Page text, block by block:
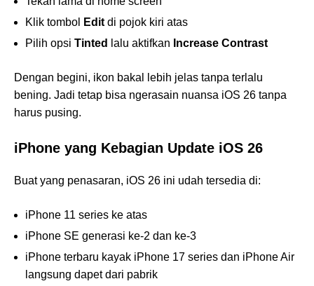
Klik tombol
Editdi pojok kiri atas
Pilih opsi Tinted lalu aktifkan Increase Contrast
Dengan begini, ikon bakal lebih jelas tanpa terlalu
bening. Jadi tetap bisa ngerasain nuansa iOS 26 tanpa
harus pusing.
iPhone yang Kebagian Update iOS 26
Buat yang penasaran, iOS 26 ini udah tersedia di:
iPhone 11 series ke atas
iPhone SE generasi ke-2 dan ke-3
iPhone terbaru kayak iPhone 17 series dan iPhone Air
langsung dapet dari pabrik